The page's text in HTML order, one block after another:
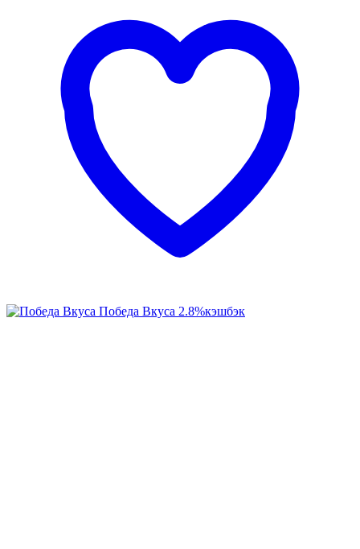
Победа Вкуса 2.8%кэшбэк